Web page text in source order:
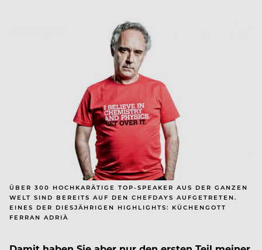
ÜBER 300 HOCHKARÄTIGE TOP-SPEAKER AUS DER GANZEN
WELT SIND BEREITS AUF DEN CHEFDAYS AUFGETRETEN.
EINES DER DIESJÄHRIGEN HIGHLIGHTS: KÜCHENGOTT
FERRAN ADRIÀ